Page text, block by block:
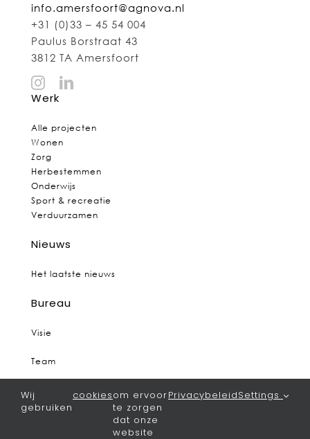
info.amersfoort@agnova.nl
+31 (0)33 – 45 54 004
Paulus Borstraat 43
3812 TA Amersfoort
Werk
Alle projecten
Wonen
Zorg
Herbestemmen
Onderwijs
Sport & recreatie
Verduurzamen
Nieuws
Het laatste nieuws
Bureau
Visie
Team
Vacatures
Wij
gebruiken
cookiesom ervoor
te zorgen
dat onze
website
PrivacybeleidSettings